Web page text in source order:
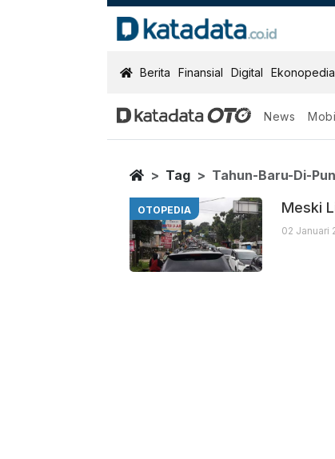
KatadataOTO
Berita Finansial Digital Ekonopedia
News
Tahun Baru
Berita Terbaru
Home
Tag Tahun-Baru-Di-
OTOPEDIA Meski
02 Januari